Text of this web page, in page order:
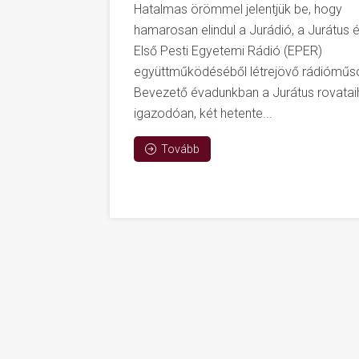
Hatalmas örömmel jelentjük be, hogy
hamarosan elindul a Jurádió, a Jurátus
Első Pesti Egyetemi Rádió (EPER)
együttműködéséből létrejövő
Bevezető évadunkban a Jurátus
igazodóan, két hetente...
Tovább